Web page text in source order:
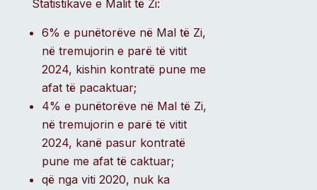
Statistikave e Malit të Zi:
6% e punëtorëve në Mal të Zi,
në tremujorin e parë të vitit
2024, kishin kontratë pune me
afat të pacaktuar;
4% e punëtorëve në Mal të Zi,
në tremujorin e parë të vitit
2024, kanë pasur kontratë
pune me afat të caktuar;
që nga viti 2020, nuk ka